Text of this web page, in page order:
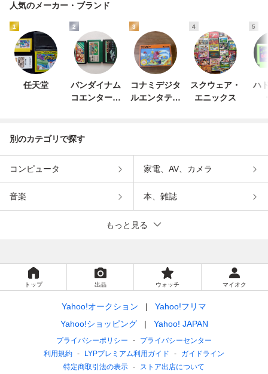
人気のメーカー・ブランド
1
任天堂
2
バンダイナム
コエンターテ
3
コナミデジタ
ルエンタテイ
4
スクウェア・
エニックス
5
ハ
別のカテゴリで探す
コンピュータ 家電、AV、カメラ
音楽 本、雑誌
もっと見る
トップ 出品 ウォッチ マイオク
Yahoo!オークション
Yahoo!フリマ
Yahoo!ショッピング
Yahoo! JAPAN
プライバシーポリシー
プライバシーセンター
利用規約
LYPプレミアム利用ガイド
ガイドライン
特定商取引法の表示
ストア出店について